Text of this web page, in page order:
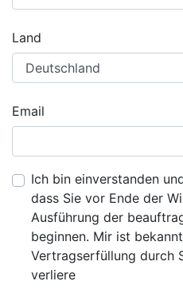
Land
Email
Ich bin einverstanden
dass Sie vor Ende der
Ausführung der
beginnen. Mir ist
Vertragserfüllung durch
verliere